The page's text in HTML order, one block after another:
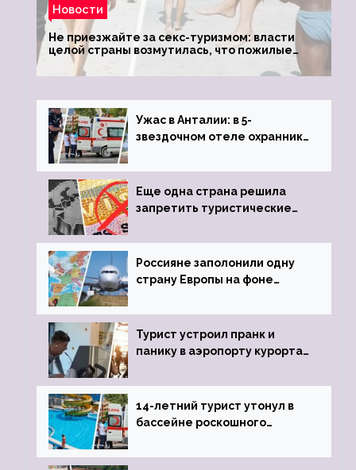
Новости
Не приезжайте за секс-туризмом: власти
целой страны возмутилась, что пожилые
туристки массово едут к ним, чтобы
обзавестись молодыми любовниками
Ужас в Анталии: в 5-
звездочном отеле охранник
пистолета
Еще одна страна решила
запретить туристические
Россияне заполонили одну
страну Европы на фоне
виз
Турист устроил пранк и
панику в аэропорту курорта,
задержке рейса
14-летний турист утонул в
бассейне роскошного